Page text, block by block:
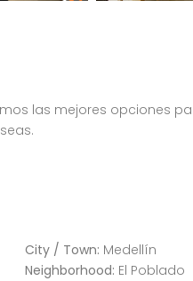
las mejores opciones
City / Town: Medellín
Neighborhood: El Poblado